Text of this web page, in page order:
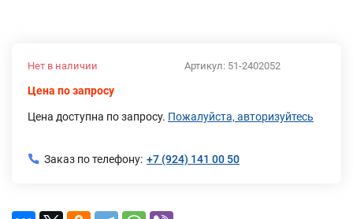
Артикул: 51-2402052
Нет в наличии
Цена по запросу
Цена доступна по запросу. Пожалуйста, авторизуйтесь
Заказ по телефону: +7 (924) 141 00 50